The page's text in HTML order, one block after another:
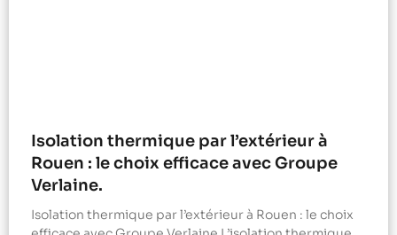
Isolation thermique par l’extérieur à
Rouen : le choix efficace avec Groupe
Verlaine.
Isolation thermique par l’extérieur à Rouen : le choix